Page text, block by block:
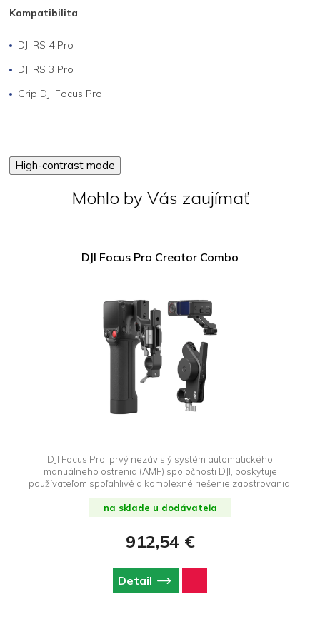
Kompatibilita
DJI RS 4 Pro
DJI RS 3 Pro
Grip DJI Focus Pro
High-contrast mode
Mohlo by Vás zaujímať
DJI Focus Pro Creator Combo
DJI Focus Pro, prvý nezávislý systém automatického
manuálneho ostrenia (AMF) spoločnosti DJI, poskytuje
používateľom spoľahlivé a komplexné riešenie zaostrovania.
na sklade u dodávateľa
912,54 €
Detail